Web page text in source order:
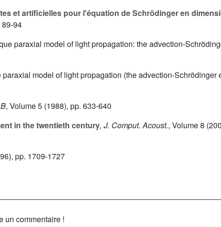
et artificielles pour l'équation de Schrödinger en
89-94
paraxial model of light propagation: the advection-
model of light propagation (the advection-Schrödinger
, Volume 5 (1988), pp. 633-640
in the twentieth century, J. Comput. Acoust., Volume 8
pp. 1709-1727
un commentaire !